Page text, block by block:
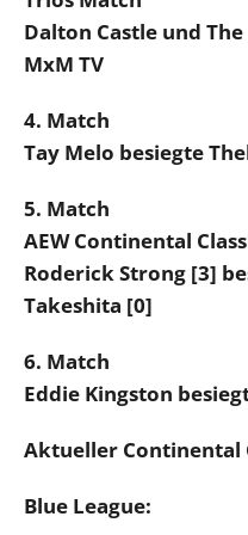
Dalton Castle und
MxM TV
4. Match
Tay Melo besiegte
5. Match
AEW Continental
Roderick Strong [3]
Takeshita [0]
6. Match
Eddie Kingston
Aktueller Continental
Blue League: